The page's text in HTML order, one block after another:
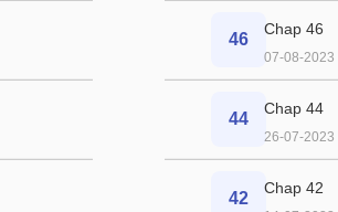
46
Chap 46
07-08-2023
44
Chap 44
26-07-2023
42
Chap 42